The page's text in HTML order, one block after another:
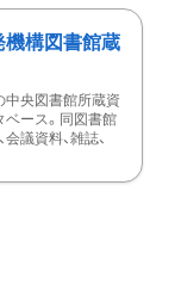
機構図書館蔵
中央図書館所蔵資
ース。同図書館
議資料、雑誌、